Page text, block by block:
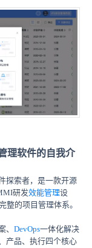
理软件的自我介
探索者，是一款开源
研发效能管理设
整的项目管理体系。
、 DevOps一体化解决
产品、执行四个核心